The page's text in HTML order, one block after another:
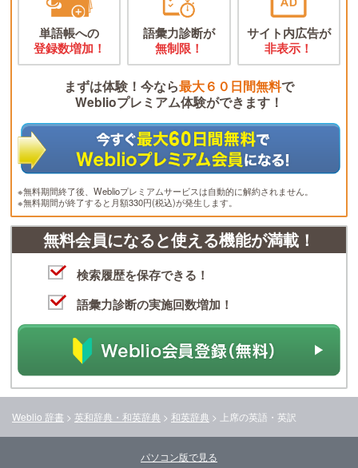
単語帳への
登録数増加！
語彙力診断が
無制限！
サイト内広告が
非表示！
まずは体験！今なら最大６０日間無料で
Weblioプレミアム体験ができます！
※無料期間終了後、Weblioプレミアムサービスは自動的に解約されません。
※無料期間が終了すると月額330円(税込)が発生します。
無料会員になると使える機能が満載！
検索履歴を保存できる！
語彙力診断の実施回数増加！
Weblio 辞書 > 英和辞典・和英辞典 > 和英辞典 > 上席の英語・英訳
パソコン版で見る